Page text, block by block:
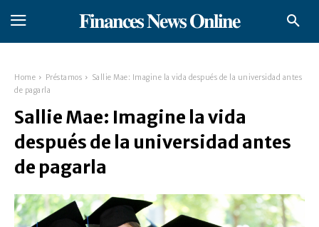
𝐅𝐢𝐧𝐚𝐧𝐜𝐞𝐬 𝐍𝐞𝐰𝐬 𝐎𝐧𝐥𝐢𝐧𝐞
Home Préstamos
Sallie Mae: Imagine la vida después de la universidad antes
de pagarla
Sallie Mae: Imagine la vida
después de la universidad antes
de pagarla